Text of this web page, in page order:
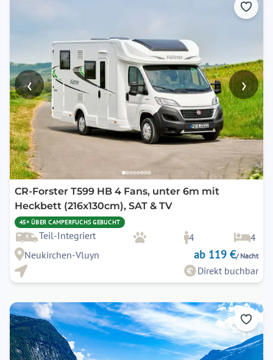
‹ ›
CR-Forster T599 HB 4 Fans, unter 6m mit
Heckbett (216x130cm), SAT & TV
45× ÜBER CAMPERFUCHS GEBUCHT
Teil-Integriert 4
4
Neukirchen-Vluyn
ab 119 €/ Nacht
Direkt buchbar